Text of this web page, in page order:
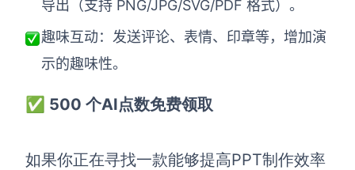
AI生成安索夫矩阵
AI生成Grow模型
AI生成AARRR模型
企业服务
导出（支持 PNG/JPG/SVG/PDF 格式）。
趣味互动：发送评论、表情、印章等，增加演
示的趣味性。
✅ 500 个AI点数免费领取
如果你正在寻找一款能够提高PPT制作效率